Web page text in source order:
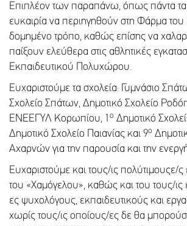
Επιπλέον των παραπάνω, όπως πάντα τα
ευκαιρία να περιηγηθούν στη Φάρμα
δομημένο τρόπο, καθώς επίσης να
παίξουν ελεύθερα στις αθλητικές
Εκπαιδευτικού Πολυχώρου.
Ευχαριστούμε τα σχολεία: Γυμνάσιο
Σχολείο Σπάτων, Δημοτικό Σχολείο
ΕΝΕΕΓΥΛ Κορωπίου, 1 ο Δημοτικό
Δημοτικό Σχολείο Παιανίας και 9ο
Αχαρνών για την παρουσία και την
Ευχαριστούμε και τους/ις πολύτιμουςε/ς
του «Χαμόγελου», καθώς και του τους/ις
ες ψυχολόγους, εκπαιδευτικούς και
χωρίς τους/ις οποίους/ες δε θα